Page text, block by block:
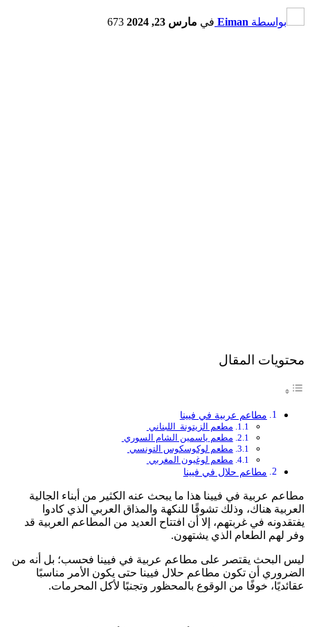
بواسطة Eiman في مارس 23, 2024 673
محتويات المقال
مطاعم عربية في فيينا
مطعم الزيتونة اللبناني
مطعم ياسمين الشام السوري
مطعم لوكوسكوس التونسي
مطعم لوغيون المغربي
مطاعم حلال في فيينا
مطاعم عربية في فيينا هذا ما يبحث عنه الكثير من أبناء الجالية
العربية هناك، وذلك تشوقًا للنكهة والمذاق العربي الذي كادوا
يفتقدونه في غربتهم، إلا أن افتتاح العديد من المطاعم العربية قد
وفر لهم الطعام الذي يشتهون.
ليس البحث يقتصر على مطاعم عربية في فيينا فحسب؛ بل أنه من
الضروري أن تكون مطاعم حلال فيينا حتى يكون الأمر مناسبًا
عقائديًا، خوفًا من الوقوع بالمحظور وتجنبًا لأكل المحرمات.